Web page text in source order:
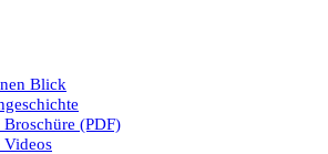
Blick
(PDF)